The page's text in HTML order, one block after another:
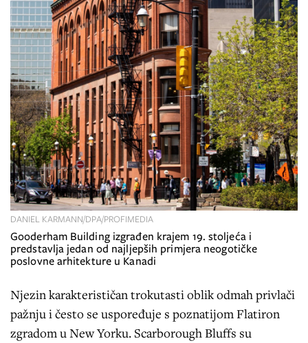
Gooderham Building izgrađen krajem 19. stoljeća i
predstavlja jedan od najljepših primjera neogotičke
poslovne arhitekture u Kanadi
DANIEL KARMANN/DPA/PROFIMEDIA
Njezin karakterističan trokutasti oblik odmah privlači
pažnju i često se uspoređuje s poznatijom Flatiron
zgradom u New Yorku. Scarborough Bluffs su